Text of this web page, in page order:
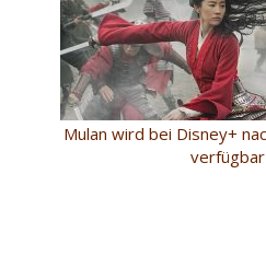
Mulan wird bei Disney+